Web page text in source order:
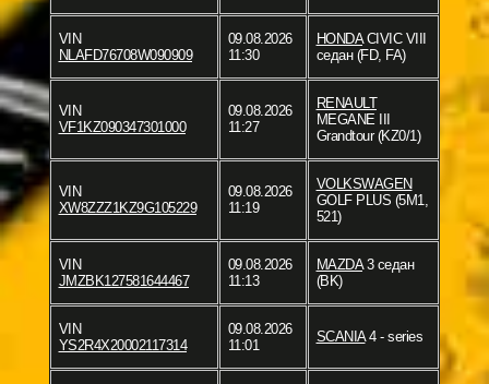
VIN
NLAFD76708W090909
09.08.2026
11:30
HONDACIVIC VIII
седан (FD, FA)
VIN
VF1KZ090347301000
09.08.2026
11:27
RENAULT
MEGANE III
Grandtour (KZ0/1)
VIN
XW8ZZZ1KZ9G105229
09.08.2026
11:19
VOLKSWAGEN
GOLF PLUS (5M1,
521)
VIN
JMZBK127581644467
09.08.2026
11:13
MAZDA3 седан
(BK)
VIN
YS2R4X20002117314
09.08.2026
11:01
SCANIA4 - series